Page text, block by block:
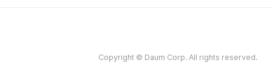
Copyright © Daum Corp. All rights reserved.